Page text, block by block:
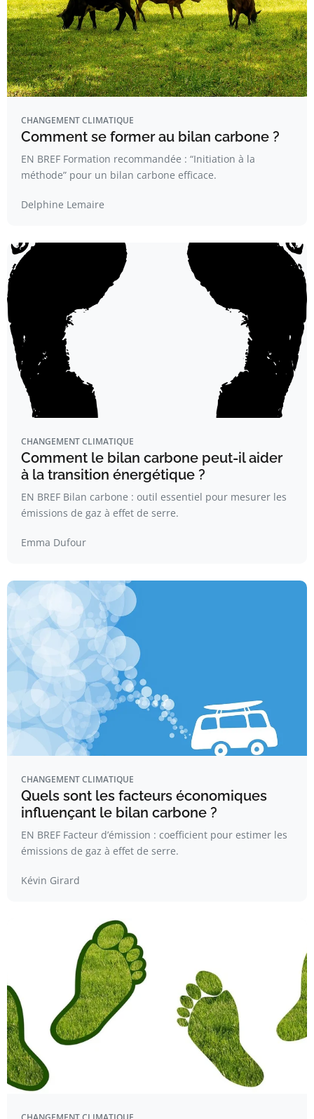
CHANGEMENT CLIMATIQUE
Comment se former au bilan carbone ?
EN BREF Formation recommandée : “Initiation à la
méthode” pour un bilan carbone efficace.
Delphine Lemaire
CHANGEMENT CLIMATIQUE
Comment le bilan carbone peut-il aider
à la transition énergétique ?
EN BREF Bilan carbone : outil essentiel pour mesurer les
émissions de gaz à effet de serre.
Emma Dufour
CHANGEMENT CLIMATIQUE
Quels sont les facteurs économiques
influençant le bilan carbone ?
EN BREF Facteur d’émission : coefficient pour estimer les
émissions de gaz à effet de serre.
Kévin Girard